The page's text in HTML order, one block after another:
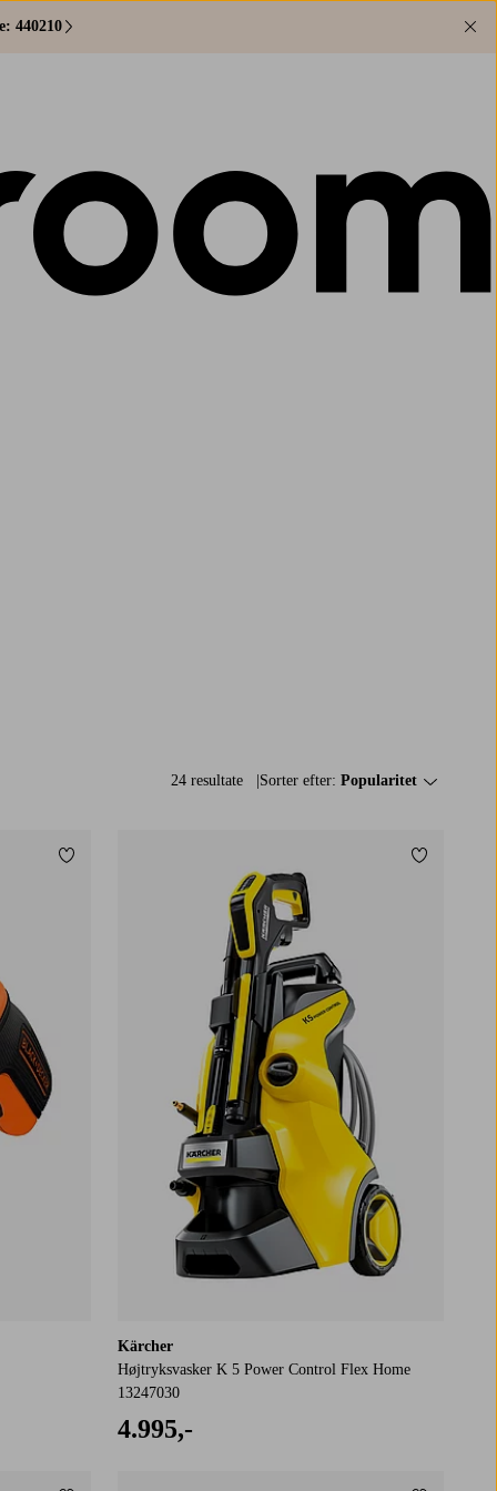
440210
24 resultate Sorter efter: Popularitet
Tilføj til favoritter
Kärcher
Højtryksvasker K 5 Power Control Flex Home
13247030
4.995,-
Tilføj til